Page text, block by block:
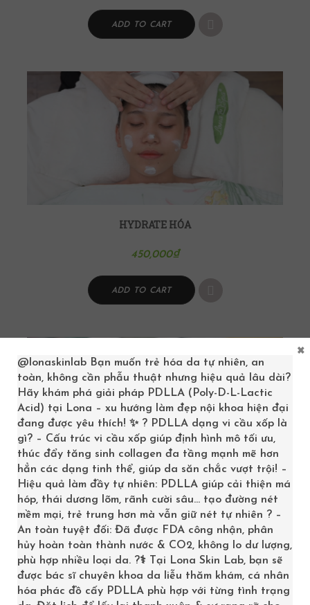
ADD TO CART
HYDRATE HÓA
450,000₫
ADD TO CART
@lonaskinlab Bạn muốn trẻ hóa da tự nhiên, an
toàn, không cần phẫu thuật nhưng hiệu quả lâu dài?
Hãy khám phá giải pháp PDLLA (Poly-D-L-Lactic
Acid) tại Lona – xu hướng làm đẹp nội khoa hiện đại
đang được yêu thích! ✨ ? PDLLA dạng vi cầu xốp là
gì? – Cấu trúc vi cầu xốp giúp định hình mô tối ưu,
thúc đẩy tăng sinh collagen đa tầng mạnh mẽ hơn
hẳn các dạng tinh thể, giúp da săn chắc vượt trội! –
Hiệu quả làm đầy tự nhiên: PDLLA giúp cải thiện má
hóp, thái dương lõm, rãnh cười sâu… tạo đường nét
mềm mại, trẻ trung hơn mà vẫn giữ nét tự nhiên ? –
An toàn tuyệt đối: Đã được FDA công nhận, phân
hủy hoàn toàn thành nước & CO2, không lo dư lượng,
phù hợp nhiều loại da. ?‍⚕️ Tại Lona Skin Lab, bạn sẽ
được bác sĩ chuyên khoa da liễu thăm khám, cá nhân
hóa phác đồ cấy PDLLA phù hợp với từng tình trạng
×